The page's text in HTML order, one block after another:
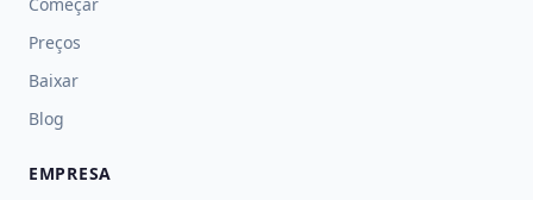
Preços
Baixar
Blog
EMPRESA